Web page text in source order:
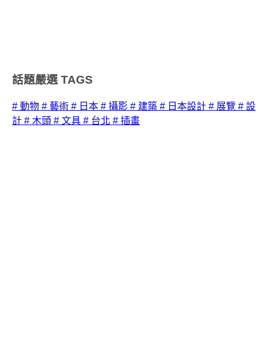
話題嚴選 TAGS
# 動物 # 藝術 # 日本 # 攝影 # 建築 # 日本設計 # 展覽 # 設
計 # 木頭 # 文具 # 台北 # 插畫